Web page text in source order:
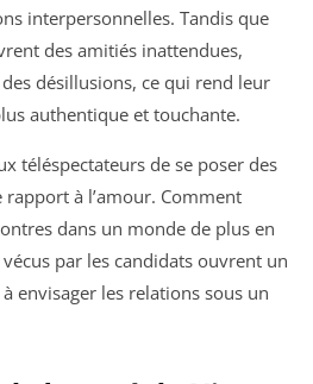
interpersonnelles. Tandis que
des amitiés inattendues,
désillusions, ce qui rend leur
authentique et touchante.
téléspectateurs de se poser des
à l’amour. Comment
dans un monde de plus en
par les candidats ouvrent un
envisager les relations sous un